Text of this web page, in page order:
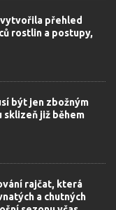
přehled
rostlin a postupy,
být jen zbožným
sklizeň již během
rajčat, která
a chutných